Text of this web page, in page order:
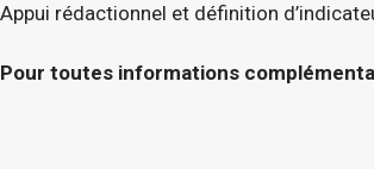
Appui rédactionnel et définition
Pour toutes informations